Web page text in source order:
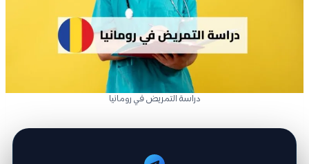
دراسة التمريض في رومانيا